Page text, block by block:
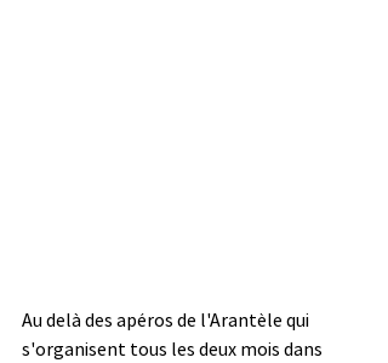
Au delà des apéros de l'Arantèle qui
s'organisent tous les deux mois dans